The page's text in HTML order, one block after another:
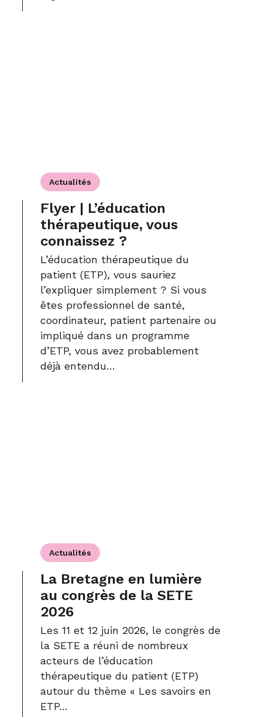
Actualités
Flyer | L’éducation
thérapeutique, vous
connaissez ?
L’éducation thérapeutique du
patient (ETP), vous sauriez
l’expliquer simplement ? Si vous
êtes professionnel de santé,
coordinateur, patient partenaire ou
impliqué dans un programme
d’ETP, vous avez probablement
déjà entendu…
Actualités
La Bretagne en lumière
au congrès de la SETE
2026
Les 11 et 12 juin 2026, le congrès de
la SETE a réuni de nombreux
acteurs de l’éducation
thérapeutique du patient (ETP)
autour du thème « Les savoirs en
ETP…